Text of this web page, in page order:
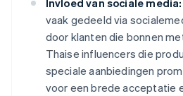
vaak gedeeld via
door klanten die bonnen
Thaise influencers die
speciale aanbiedingen
voor een brede acceptatie